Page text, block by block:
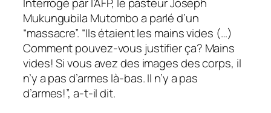
Interrogé par l’AFP, le pasteur Joseph
Mukungubila Mutombo a parlé d’un
“massacre”. “Ils étaient les mains vides (…)
Comment pouvez-vous justifier ça? Mains
vides! Si vous avez des images des corps, il
n’y a pas d’armes là-bas. Il n’y a pas
d’armes!”, a-t-il dit.